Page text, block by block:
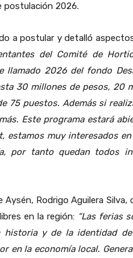
postulación 2026.
a postular y detalló
del Comité de
llamado 2026 del fondo
30 millones de pesos, 20
75 puestos. Además si
Este programa estará
estamos muy interesados
por tanto quedan todos
Rodrigo Aguilera Silva,
en la región: “Las ferias
historia y de la identidad
en la economía local.